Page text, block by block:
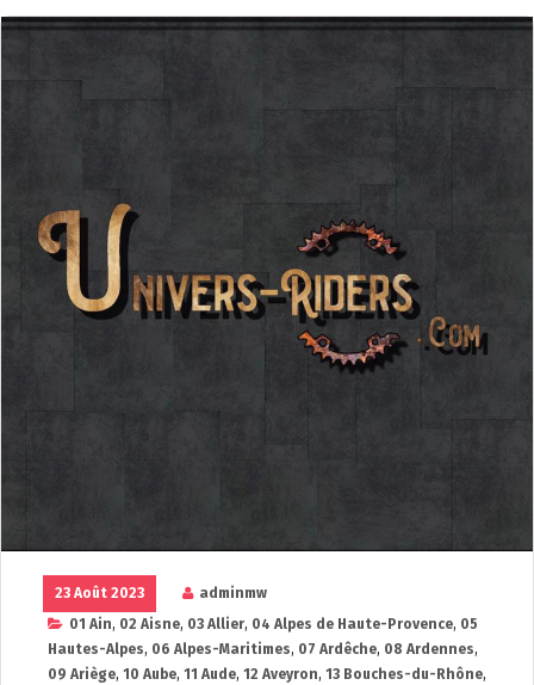
23 Août 2023
adminmw
01 Ain, 02 Aisne, 03 Allier, 04 Alpes de Haute-Provence, 05
Hautes-Alpes, 06 Alpes-Maritimes, 07 Ardêche, 08 Ardennes,
09 Ariège, 10 Aube, 11 Aude, 12 Aveyron, 13 Bouches-du-Rhône,